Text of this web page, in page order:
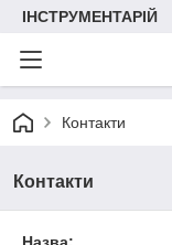
ІНСТРУМЕНТАРІЙ
Контакти
Контакти